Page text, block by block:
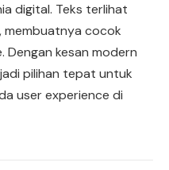
digital. Teks terlihat
membuatnya cocok
Dengan kesan modern
pilihan tepat untuk
user experience di